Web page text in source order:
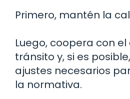
Primero, mantén la
Luego, coopera con
tránsito y, si es
ajustes necesarios
la normativa.